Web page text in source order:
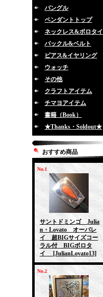
バングル
ペンダントトップ
ネックレス&ボロタイ
バックル&ベルト
ピアス&イヤリング
ウォッチ
その他
クラフトアイテム
チマヨアイテム
書籍（Book）
★Thanks・Soldout★
おすすめ商品
No.1
サントドミンゴ Julia
n・Lovato オーバレ
イ 超BIGサイズコー
ラル付 BIGボロタ
イ
[JulianLovato13]
No.2